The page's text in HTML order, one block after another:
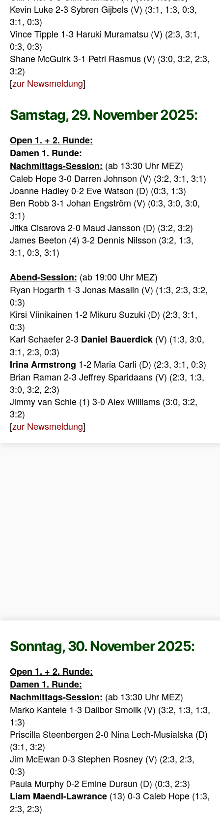
Kevin Luke 2-3 Sybren Gijbels (V) (3:1, 1:3, 0:3,
3:1, 0:3)
Vince Tipple 1-3 Haruki Muramatsu (V) (2:3, 3:1,
0:3, 0:3)
Shane McGuirk 3-1 Petri Rasmus (V) (3:0, 3:2, 2:3,
3:2)
[zur Newsmeldung]
Samstag, 29. November 2025:
Open 1. + 2. Runde:
Damen 1. Runde:
Nachmittags-Session: (ab 13:30 Uhr MEZ)
Caleb Hope 3-0 Darren Johnson (V) (3:2, 3:1, 3:1)
Joanne Hadley 0-2 Eve Watson (D) (0:3, 1:3)
Ben Robb 3-1 Johan Engström (V) (0:3, 3:0, 3:0,
3:1)
Jitka Cisarova 2-0 Maud Jansson (D) (3:2, 3:2)
James Beeton (4) 3-2 Dennis Nilsson (3:2, 1:3,
3:1, 0:3, 3:1)
Abend-Session: (ab 19:00 Uhr MEZ)
Ryan Hogarth 1-3 Jonas Masalin (V) (1:3, 2:3, 3:2,
0:3)
Kirsi Viinikainen 1-2 Mikuru Suzuki (D) (2:3, 3:1,
0:3)
Karl Schaefer 2-3 Daniel Bauerdick (V) (1:3, 3:0,
3:1, 2:3, 0:3)
Irina Armstrong 1-2 Maria Carli (D) (2:3, 3:1, 0:3)
Brian Raman 2-3 Jeffrey Sparidaans (V) (2:3, 1:3,
3:0, 3:2, 2:3)
Jimmy van Schie (1) 3-0 Alex Williams (3:0, 3:2,
3:2)
[zur Newsmeldung]
Sonntag, 30. November 2025:
Open 1. + 2. Runde:
Damen 1. Runde:
Nachmittags-Session: (ab 13:30 Uhr MEZ)
Marko Kantele 1-3 Dalibor Smolik (V) (3:2, 1:3, 1:3,
1:3)
Priscilla Steenbergen 2-0 Nina Lech-Musialska (D)
(3:1, 3:2)
Jim McEwan 0-3 Stephen Rosney (V) (2:3, 2:3,
0:3)
Paula Murphy 0-2 Emine Dursun (D) (0:3, 2:3)
Liam Maendl-Lawrance (13) 0-3 Caleb Hope (1:3,
2:3, 2:3)